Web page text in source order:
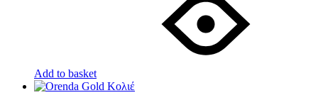
Add to basket